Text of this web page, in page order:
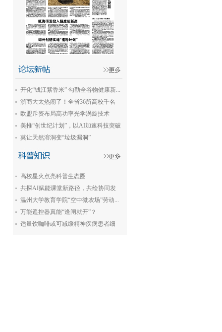
开化“钱江紫香米” 勾勒全谷物健康新...
浙商大太热闹了！全省36所高校千名
教...
欧盟斥资布局高功率光学涡旋技术
美推“创世纪计划”，以AI加速科技突破
莫让天然溶洞变“垃圾漏洞”
高校星火点亮科普生态圈
共探AI赋能课堂新路径，共绘协同发
展...
温州大学教育学院“空中微农场”劳动...
万能遥控器真能“逢闸就开”？
适量饮咖啡或可减缓精神疾病患者细